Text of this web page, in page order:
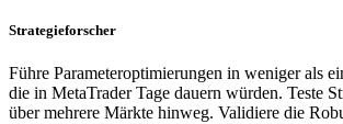
Strategieforscher
Führe Parameteroptimierungen in weniger als
die in MetaTrader Tage dauern würden. Teste
über mehrere Märkte hinweg. Validiere die